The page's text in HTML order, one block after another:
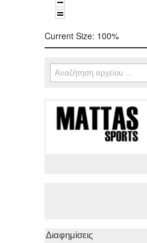
Current Size: 100%
Φόρμα αναζήτησης
Αναζήτηση
Διαφημίσεις